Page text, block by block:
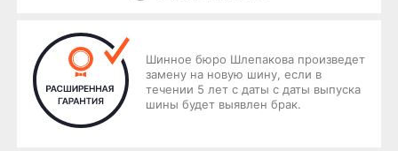
Шинное бюро Шлепакова произведет
замену на новую шину, если в
течении 5 лет с даты с даты выпуска
шины будет выявлен брак.